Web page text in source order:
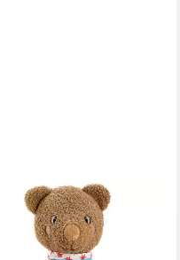
Kuscheltier FredErik, Bär XL
22,49 € UVP24,99 €